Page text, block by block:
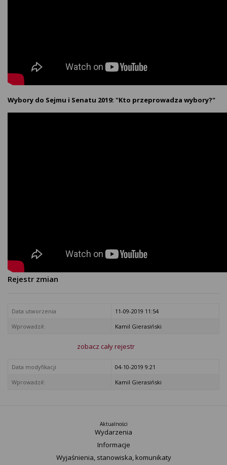
Wybory do Sejmu i Senatu 2019: "Kto przeprowadza wybory?"
Rejestr zmian
Data utworzenia
11-09-2019 11:54
Wprowadził:
Kamil Gierasiński
zobacz cały rejestr
Data modyfikacji
04-10-2019 9:21
Wprowadził:
Kamil Gierasiński
Aktualności
Wydarzenia
Informacje
Wyjaśnienia, stanowiska, komunikaty